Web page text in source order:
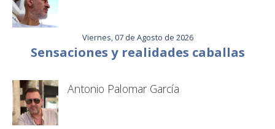
Viernes, 07 de Agosto de 2026
Sensaciones y realidades caballas
Antonio Palomar García